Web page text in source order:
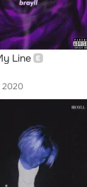
Line
2020